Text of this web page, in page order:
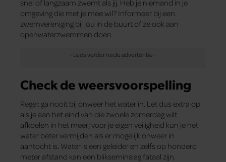
snel of langzaam zwemt als jij. Heb je niemand in je
omgeving die met je mee wil? Informeer bij een
zwemvereniging bij jou in de buurt of ze ook aan
openwaterzwemmen doen.
Check de weersvoorspelling
Regel: ga nooit bij onweer het water in. Let dus extra op
als je aan het eind van die zwoele zomerdag wilt
afkoelen in het meer; voor je eigen veiligheid kun je het
water beter vermijden als er mogelijk onweer in
aantocht is. Water is een geleider en zelfs op honderd
meter afstand kan een blikseminslag fataal zijn.